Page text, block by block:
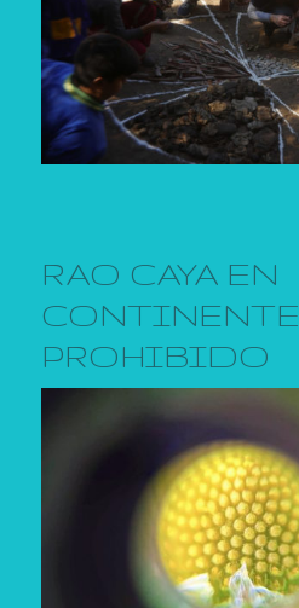
RAO CAYA EN
CONTINENTE
PROHIBIDO